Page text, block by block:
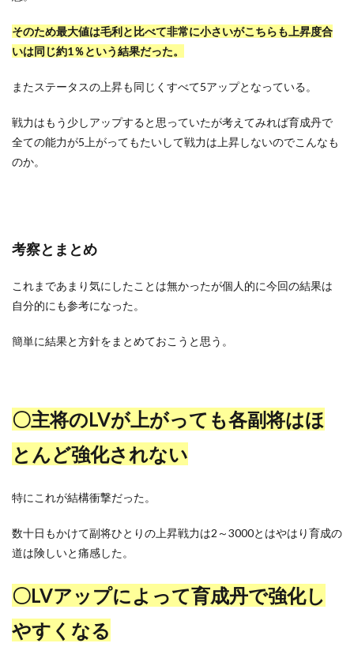
そのため最大値は毛利と比べて非常に小さいがこちらも上昇度合
いは同じ約1％という結果だった。
またステータスの上昇も同じくすべて5アップとなっている。
戦力はもう少しアップすると思っていたが考えてみれば育成丹で
全ての能力が5上がってもたいして戦力は上昇しないのでこんなも
のか。
考察とまとめ
これまであまり気にしたことは無かったが個人的に今回の結果は
自分的にも参考になった。
簡単に結果と方針をまとめておこうと思う。
〇主将のLVが上がっても各副将はほ
とんど強化されない
特にこれが結構衝撃だった。
数十日もかけて副将ひとりの上昇戦力は2～3000とはやはり育成の
道は険しいと痛感した。
〇LVアップによって育成丹で強化し
やすくなる